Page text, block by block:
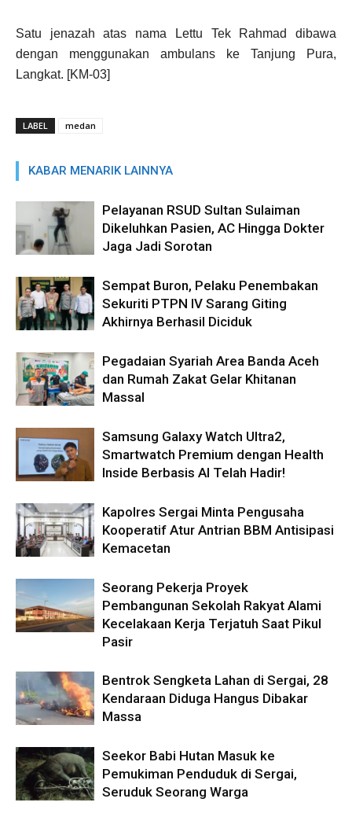
Satu jenazah atas nama Lettu Tek Rahmad dibawa
dengan menggunakan ambulans ke Tanjung Pura,
Langkat. [KM-03]
LABEL medan
KABAR MENARIK LAINNYA
Pelayanan RSUD Sultan Sulaiman
Dikeluhkan Pasien, AC Hingga Dokter
Jaga Jadi Sorotan
Sempat Buron, Pelaku Penembakan
Sekuriti PTPN IV Sarang Giting
Akhirnya Berhasil Diciduk
Pegadaian Syariah Area Banda Aceh
dan Rumah Zakat Gelar Khitanan
Massal
Samsung Galaxy Watch Ultra2,
Smartwatch Premium dengan Health
Inside Berbasis AI Telah Hadir!
Kapolres Sergai Minta Pengusaha
Kooperatif Atur Antrian BBM Antisipasi
Kemacetan
Seorang Pekerja Proyek
Pembangunan Sekolah Rakyat Alami
Kecelakaan Kerja Terjatuh Saat Pikul
Pasir
Bentrok Sengketa Lahan di Sergai, 28
Kendaraan Diduga Hangus Dibakar
Massa
Seekor Babi Hutan Masuk ke
Pemukiman Penduduk di Sergai,
Seruduk Seorang Warga